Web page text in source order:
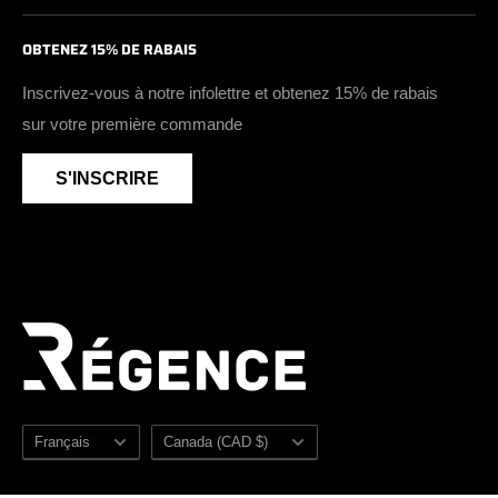
Bottes de travail isolées
Chaussures sans embout de sécurité
Chaussures de travail véganes
Chaussures de travail imperméables
Accessoires
Politique de retour et d'échange
Politique de confidentialité
Devenir détaillant
Zone détaillants
Sezzle
Certifications
Blogue
Instagram
Youtube
OBTENEZ 15% DE RABAIS
Inscrivez-vous à notre infolettre et obtenez 15% de rabais
sur votre première commande
S'INSCRIRE
Langue
Français Pays/région
Canada (CAD $)